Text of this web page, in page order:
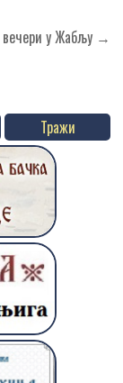
вечери у Жабљу →